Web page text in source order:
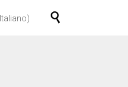
Skip
Italiano) 